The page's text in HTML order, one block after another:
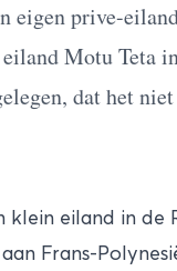
eigen prive-
Motu Teta
dat het
klein eiland in de
Frans-